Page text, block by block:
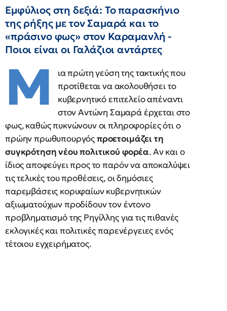
Εμφύλιος στη δεξιά: Το παρασκήνιο
της ρήξης με τον Σαμαρά και το
«πράσινο φως» στον Καραμανλή -
Ποιοι είναι οι Γαλάζιοι αντάρτες
Μ
ια πρώτη γεύση της τακτικής που
προτίθεται να ακολουθήσει το
κυβερνητικό επιτελείο απέναντι
στον Αντώνη Σαμαρά έρχεται στο
φως, καθώς πυκνώνουν οι πληροφορίες ότι ο
πρώην πρωθυπουργόςπροετοιμάζει τη
συγκρότηση νέου πολιτικού φορέα. Αν και ο
ίδιος αποφεύγει προς το παρόν να αποκαλύψει
τις τελικές του προθέσεις, οι δημόσιες
παρεμβάσεις κορυφαίων κυβερνητικών
αξιωματούχων προδίδουν τον έντονο
προβληματισμό της Ρηγίλλης για τις πιθανές
εκλογικές και πολιτικές παρενέργειες ενός
τέτοιου εγχειρήματος.